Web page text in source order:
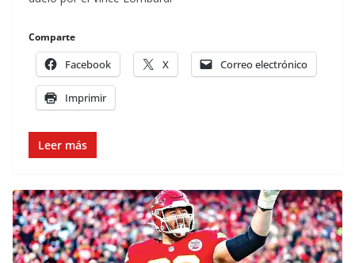
Comparte
Facebook X Correo electrónico
Imprimir
Leer más